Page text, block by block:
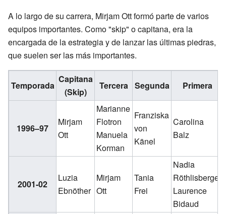
A lo largo de su carrera, Mirjam Ott formó parte de varios
equipos importantes. Como "skip" o capitana, era la
encargada de la estrategia y de lanzar las últimas piedras,
que suelen ser las más importantes.
Temporada
Capitana
(Skip)
Tercera Segunda Primera
1996–97
Mirjam
Ott
Marianne
Flotron
Manuela
Korman
Franziska
von
Känel
Carolina
Balz
2001-02
Luzia
Ebnöther
Mirjam
Ott
Tania
Frei
Nadia
Röthlisberger
Laurence
Bidaud